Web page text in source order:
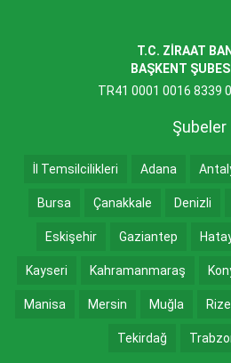
T.C. ZİRAAT
BAŞKENT
TR41 0001 0016 8339
Şubeler
İl Temsilcilikleri Adana
Bursa Çanakkale Denizli
Eskişehir Gaziantep
Kayseri Kahramanmaraş
Manisa Mersin Muğla Rize
Tekirdağ